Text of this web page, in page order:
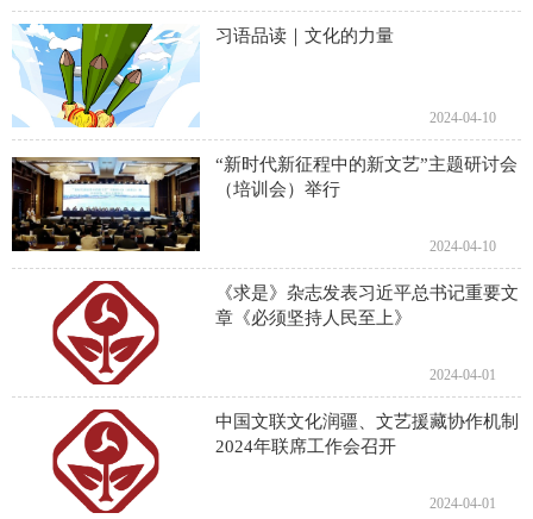
习语品读｜文化的力量
2024-04-10
“新时代新征程中的新文艺”主题研讨会
（培训会）举行
2024-04-10
《求是》杂志发表习近平总书记重要文
章《必须坚持人民至上》
2024-04-01
中国文联文化润疆、文艺援藏协作机制
2024年联席工作会召开
2024-04-01